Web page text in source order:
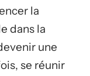
la
dans la
une
se réunir